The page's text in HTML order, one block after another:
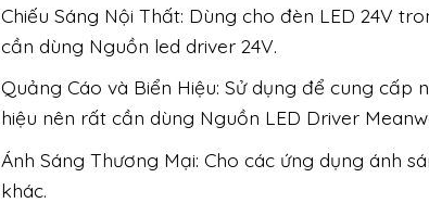
Chiếu Sáng Nội Thất: Dùng cho đèn LED 24V
cần dùng Nguồn led driver 24V.
Quảng Cáo và Biển Hiệu: Sử dụng để cung
hiệu nên rất cần dùng Nguồn LED Driver
Ánh Sáng Thương Mại: Cho các ứng dụng ánh
khác.